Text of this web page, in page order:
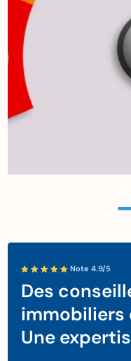
Note 4.9/5
Des
immobiliers
Une